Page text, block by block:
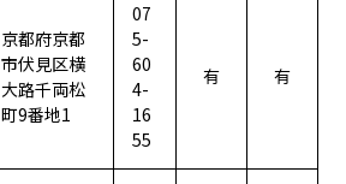
京都府京都
市伏見区横
大路千両松
町9番地1
07
5-
60
4-
16
55
有 有